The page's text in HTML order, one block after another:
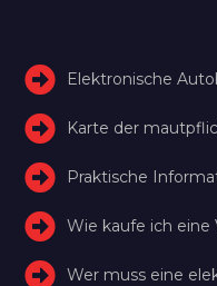
Elektronische
Karte der
Praktische
Wie kaufe ich eine
Wer muss eine